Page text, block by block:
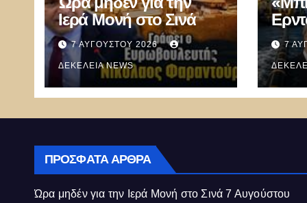
Ιερά Μονή στο Σινά
7 ΑΥΓΟΎΣΤΟΥ 2026
ΔΕΚΈΛΕΙΑ NEWS
7
ΠΡΌΣΦΑΤΑ ΆΡΘΡΑ
Ώρα μηδέν για την Ιερά Μονή στο Σινά 7 Αυγούστου